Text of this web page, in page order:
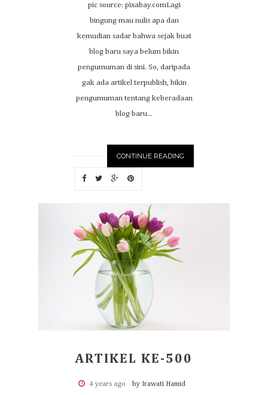
pic source: pixabay.comLagi
bingung mau nulis apa dan
kemudian sadar bahwa sejak buat
blog baru saya belum bikin
pengumuman di sini. So, daripada
gak ada artikel terpublish, bikin
pengumuman tentang keberadaan
blog baru...
CONTINUE READING
ARTIKEL KE-500
4 years ago by Irawati Hamid